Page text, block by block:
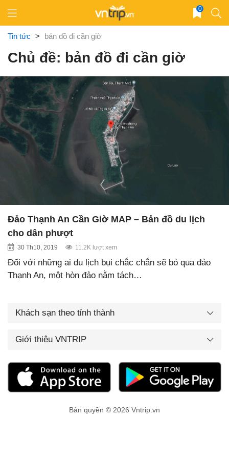
content
0
Tin tức > bản đồ đi cần giờ
Chủ đề: bản đồ đi cần giờ
Đảo Thạnh An Cần Giờ MAP – Bản đồ du lịch
cho dân phượt
30 Th10, 2019 11.2K lượt xem
Đối với những ai du lịch bụi chắc chắn sẽ bỏ qua đảo
Thạnh An, một hòn đảo nằm tách…
Khách sạn theo tỉnh thành
Giới thiệu VNTRIP
Bản quyền © 2026 Vntrip.vn